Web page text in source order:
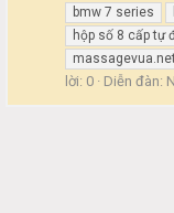
bmw 7 series
hộp số 8 cấp tự
lời: 0
Diễn đàn: